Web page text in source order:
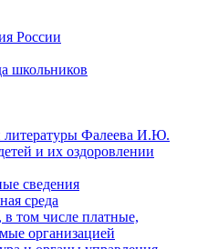
России
школьников
литературы Фалеева И.Ю.
и их оздоровлении
сведения
среда
том числе платные,
организацией